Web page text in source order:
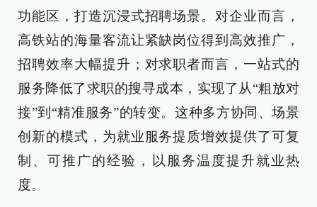
功能区，打造沉浸式招聘场景。对企业而言，
高铁站的海量客流让紧缺岗位得到高效推广，
招聘效率大幅提升；对求职者而言，一站式的
服务降低了求职的搜寻成本，实现了从“粗放对
接”到“精准服务”的转变。这种多方协同、场景
创新的模式，为就业服务提质增效提供了可复
制、可推广的经验，以服务温度提升就业热
度。